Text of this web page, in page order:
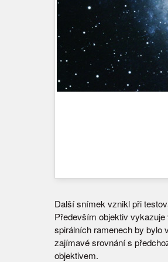
Další snímek vznikl při
Především objektiv
spirálních ramenech by bylo
zajímavé srovnání s
objektivem.